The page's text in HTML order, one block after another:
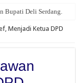
Bupati Deli Serdang.
Menjadi Ketua DPD